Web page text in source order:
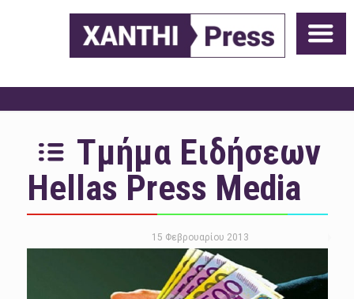
Τμήμα Ειδήσεων
Hellas Press Media
15 Φεβρουαρίου 2013